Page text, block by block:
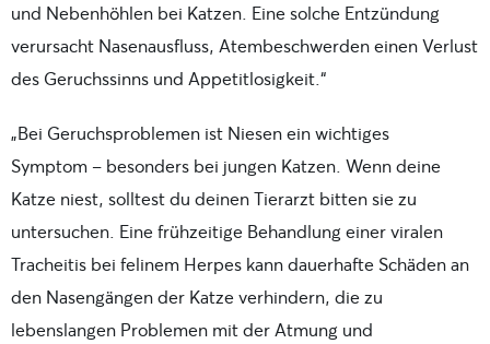
und Nebenhöhlen bei Katzen. Eine solche Entzündung
verursacht Nasenausfluss, Atembeschwerden einen Verlust
des Geruchssinns und Appetitlosigkeit.“
„Bei Geruchsproblemen ist Niesen ein wichtiges
Symptom – besonders bei jungen Katzen. Wenn deine
Katze niest, solltest du deinen Tierarzt bitten sie zu
untersuchen. Eine frühzeitige Behandlung einer viralen
Tracheitis bei felinem Herpes kann dauerhafte Schäden an
den Nasengängen der Katze verhindern, die zu
lebenslangen Problemen mit der Atmung und